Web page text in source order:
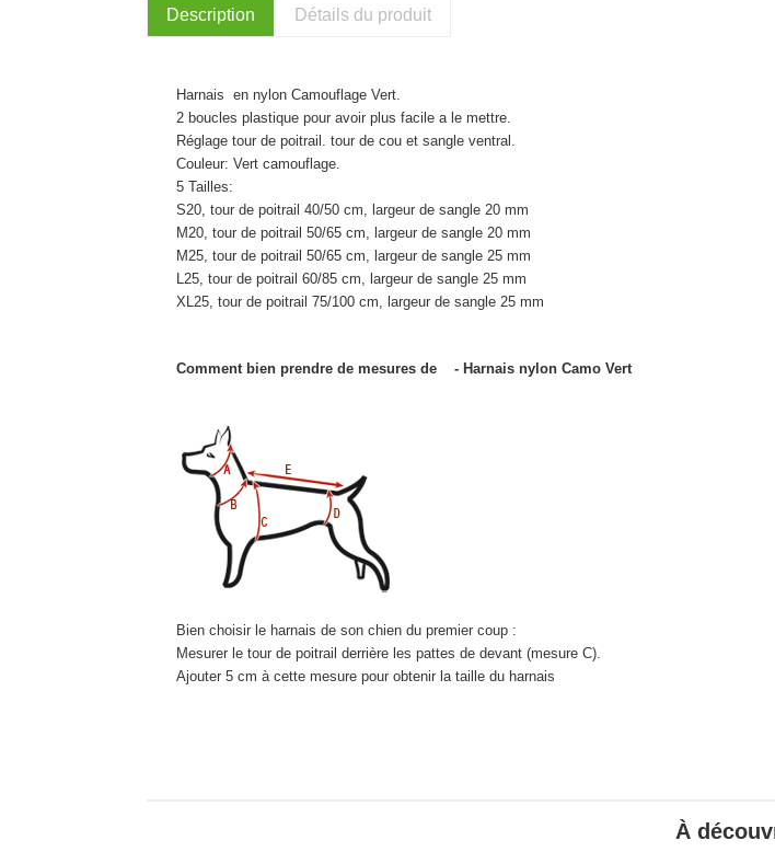
Description Détails du produit
Harnais en nylon Camouflage Vert.
2 boucles plastique pour avoir plus facile a le mettre.
Réglage tour de poitrail. tour de cou et sangle ventral.
Couleur: Vert camouflage.
5 Tailles:
S20, tour de poitrail 40/50 cm, largeur de sangle 20 mm
M20, tour de poitrail 50/65 cm, largeur de sangle 20 mm
M25, tour de poitrail 50/65 cm, largeur de sangle 25 mm
L25, tour de poitrail 60/85 cm, largeur de sangle 25 mm
XL25, tour de poitrail 75/100 cm, largeur de sangle 25 mm
Comment bien prendre de mesures de - Harnais nylon Camo Vert
Bien choisir le harnais de son chien du premier coup :
Mesurer le tour de poitrail derrière les pattes de devant (mesure C).
Ajouter 5 cm à cette mesure pour obtenir la taille du harnais
À